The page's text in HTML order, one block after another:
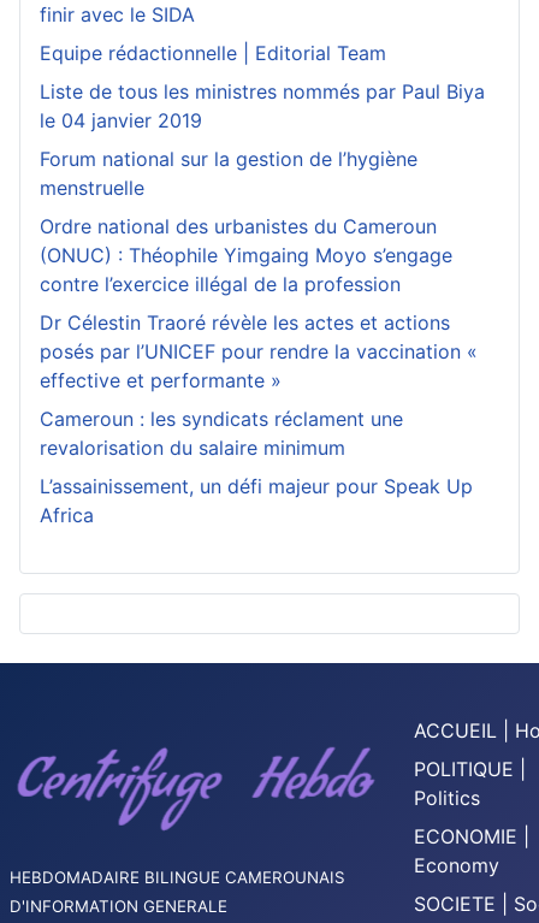
finir avec le SIDA
Equipe rédactionnelle | Editorial Team
Liste de tous les ministres nommés par Paul Biya
le 04 janvier 2019
Forum national sur la gestion de l’hygiène
menstruelle
Ordre national des urbanistes du Cameroun
(ONUC) : Théophile Yimgaing Moyo s’engage
contre l’exercice illégal de la profession
Dr Célestin Traoré révèle les actes et actions
posés par l’UNICEF pour rendre la vaccination «
effective et performante »
Cameroun : les syndicats réclament une
revalorisation du salaire minimum
L’assainissement, un défi majeur pour Speak Up
Africa
HEBDOMADAIRE BILINGUE CAMEROUNAIS
D'INFORMATION GENERALE
ACCUEIL |
POLITIQUE |
Politics
ECONOMIE |
Economy
SOCIETE |